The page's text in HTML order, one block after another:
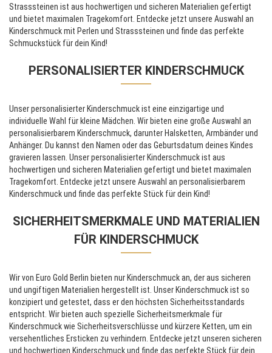
Strasssteinen ist aus hochwertigen und sicheren Materialien gefertigt
und bietet maximalen Tragekomfort. Entdecke jetzt unsere Auswahl an
Kinderschmuck mit Perlen und Strasssteinen und finde das perfekte
Schmuckstück für dein Kind!
PERSONALISIERTER KINDERSCHMUCK
Unser personalisierter Kinderschmuck ist eine einzigartige und
individuelle Wahl für kleine Mädchen. Wir bieten eine große Auswahl an
personalisierbarem Kinderschmuck, darunter Halsketten, Armbänder und
Anhänger. Du kannst den Namen oder das Geburtsdatum deines Kindes
gravieren lassen. Unser personalisierter Kinderschmuck ist aus
hochwertigen und sicheren Materialien gefertigt und bietet maximalen
Tragekomfort. Entdecke jetzt unsere Auswahl an personalisierbarem
Kinderschmuck und finde das perfekte Stück für dein Kind!
SICHERHEITSMERKMALE UND MATERIALIEN
FÜR KINDERSCHMUCK
Wir von Euro Gold Berlin bieten nur Kinderschmuck an, der aus sicheren
und ungiftigen Materialien hergestellt ist. Unser Kinderschmuck ist so
konzipiert und getestet, dass er den höchsten Sicherheitsstandards
entspricht. Wir bieten auch spezielle Sicherheitsmerkmale für
Kinderschmuck wie Sicherheitsverschlüsse und kürzere Ketten, um ein
versehentliches Ersticken zu verhindern. Entdecke jetzt unseren sicheren
und hochwertigen Kinderschmuck und finde das perfekte Stück für dein